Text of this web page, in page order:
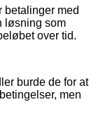
betalinger med
løsning som
over tid.
burde de for at
men